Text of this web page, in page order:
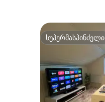
სუპერმასპინძელი
სუპერმასპინძელი